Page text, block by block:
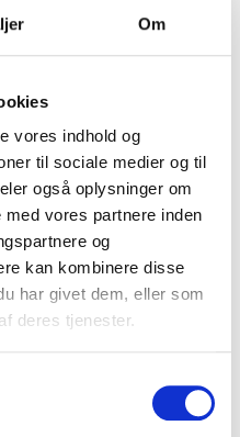
Om
vores indhold og
til sociale medier og til
også oplysninger om
vores partnere inden
og
kan kombinere disse
har givet dem, eller som
deres tjenester.
forståelse for det
del i arbejdet med
et meget sårbart og
mellemstore
med, har det ofte
samarbejde med.
så er det dét også
at blive lukket ind
Finansøkonom og
at skulle holde mange
og stadig være
– dette gavner dig som